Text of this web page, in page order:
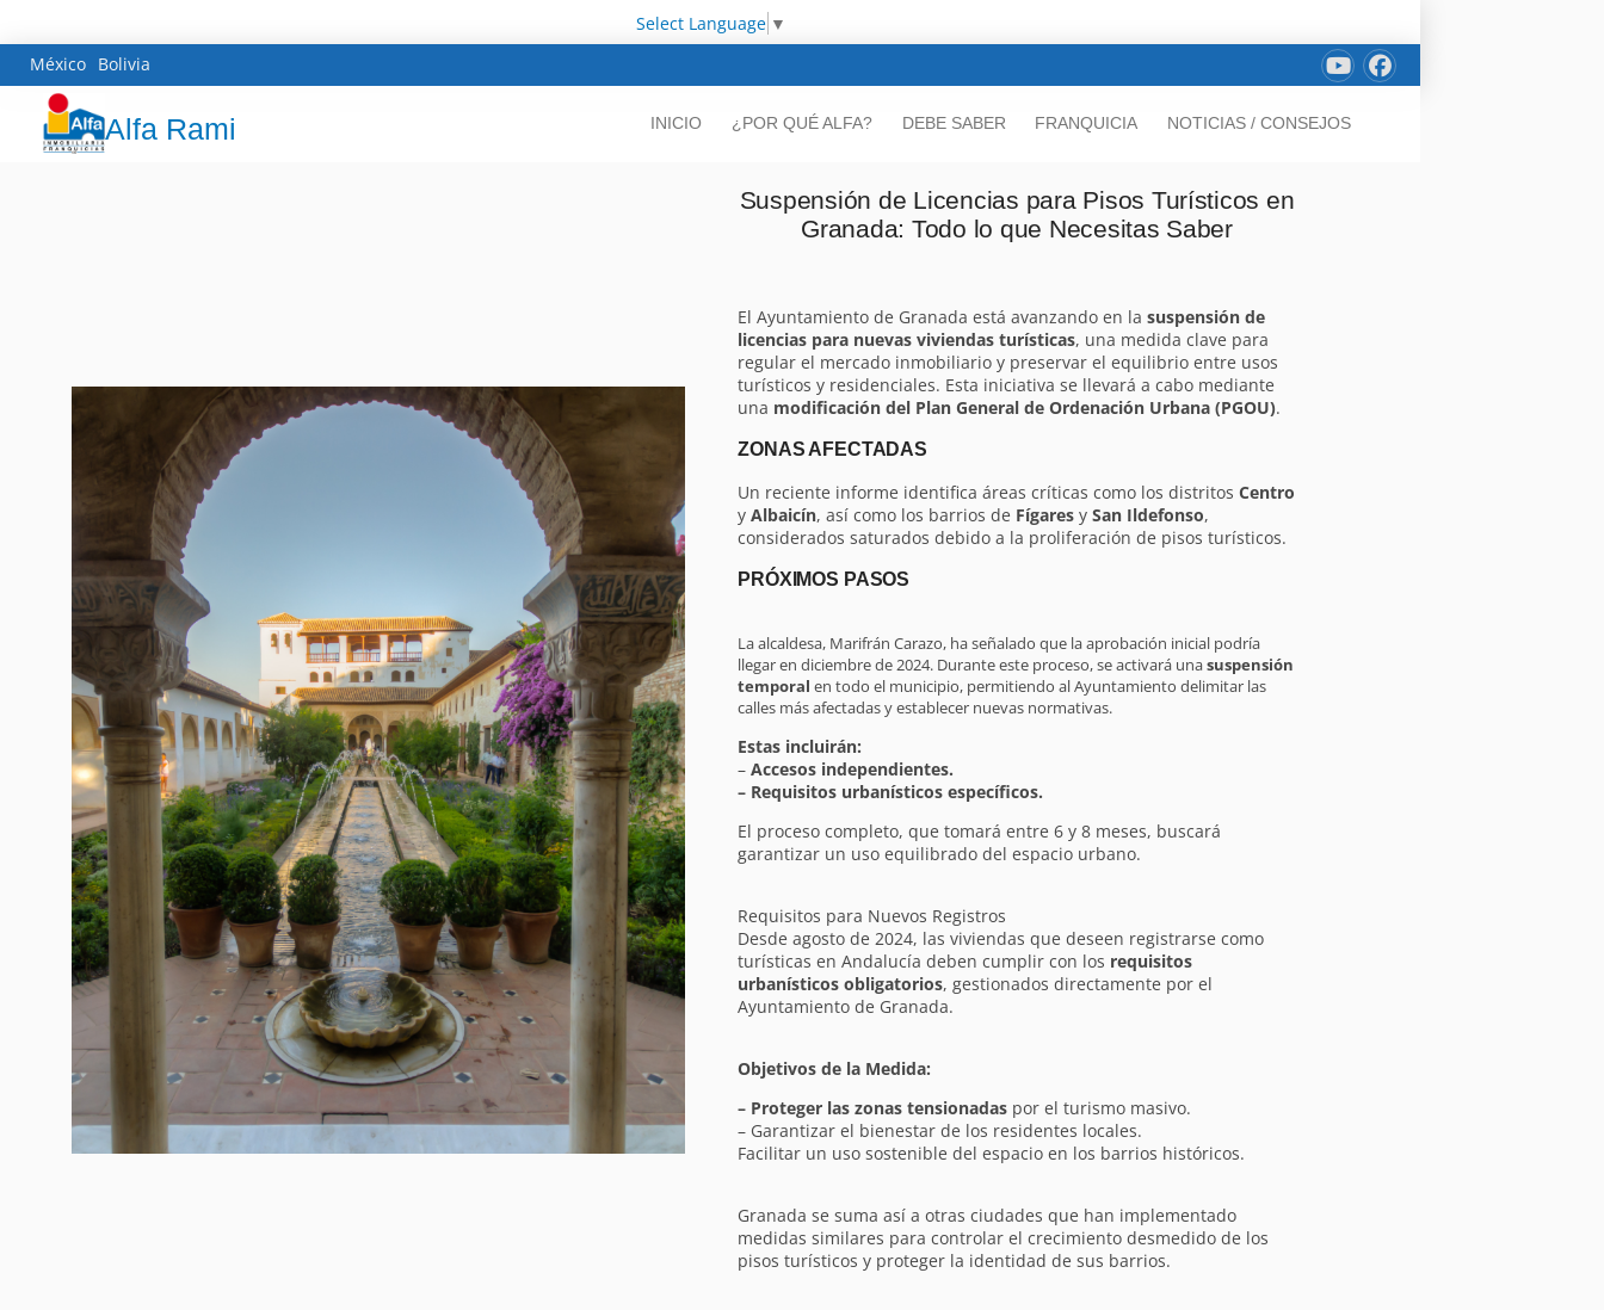
Select Language ▼
México Bolivia
Alfa Rami INICIO ¿POR QUÉ ALFA? DEBE SABER FRANQUICIA NOTICIAS / CONSEJOS
Suspensión de Licencias para Pisos Turísticos en
Granada: Todo lo que Necesitas Saber
El Ayuntamiento de Granada está avanzando en lasuspensión de
licencias para nuevas viviendas turísticas, una medida clave para
regular el mercado inmobiliario y preservar el equilibrio entre usos
turísticos y residenciales. Esta iniciativa se llevará a cabo mediante
una modificación del Plan General de Ordenación Urbana (PGOU).
ZONAS AFECTADAS
Un reciente informe identifica áreas críticas como los distritosCentro
yAlbaicín, así como los barrios de Fígares ySan Ildefonso,
considerados saturados debido a la proliferación de pisos turísticos.
PRÓXIMOS PASOS
La alcaldesa, Marifrán Carazo, ha señalado que la aprobación inicial podría
llegar en diciembre de 2024. Durante este proceso, se activará unasuspensión
temporal en todo el municipio, permitiendo al Ayuntamiento delimitar las
calles más afectadas y establecer nuevas normativas.
Estas incluirán:
–Accesos independientes.
– Requisitos urbanísticos específicos.
El proceso completo, que tomará entre 6 y 8 meses, buscará
garantizar un uso equilibrado del espacio urbano.
Requisitos para Nuevos Registros
Desde agosto de 2024, las viviendas que deseen registrarse como
turísticas en Andalucía deben cumplir con los requisitos
urbanísticos obligatorios, gestionados directamente por el
Ayuntamiento de Granada.
Objetivos de la Medida:
– Proteger las zonas tensionadas por el turismo masivo.
– Garantizar el bienestar de los residentes locales.
Facilitar un uso sostenible del espacio en los barrios históricos.
Granada se suma así a otras ciudades que han implementado
medidas similares para controlar el crecimiento desmedido de los
pisos turísticos y proteger la identidad de sus barrios.